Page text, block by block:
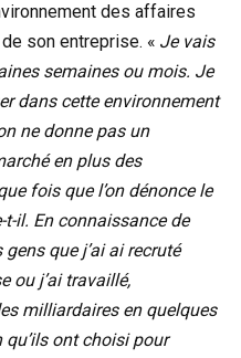
des affaires
son entreprise. « Je vais
semaines ou mois. Je
dans cette environnement
ne donne pas un
en plus des
fois que l’on dénonce le
il. En connaissance de
que j’ai ai recruté
ou j’ai travaillé,
milliardaires en quelques
ont choisi pour